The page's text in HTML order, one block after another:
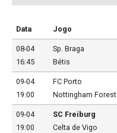
Data Jogo
08-04
16:45
Sp. Braga
Bétis
09-04
19:00
FC Porto
Nottingham Forest
09-04
19:00
SC Freiburg
Celta de Vigo